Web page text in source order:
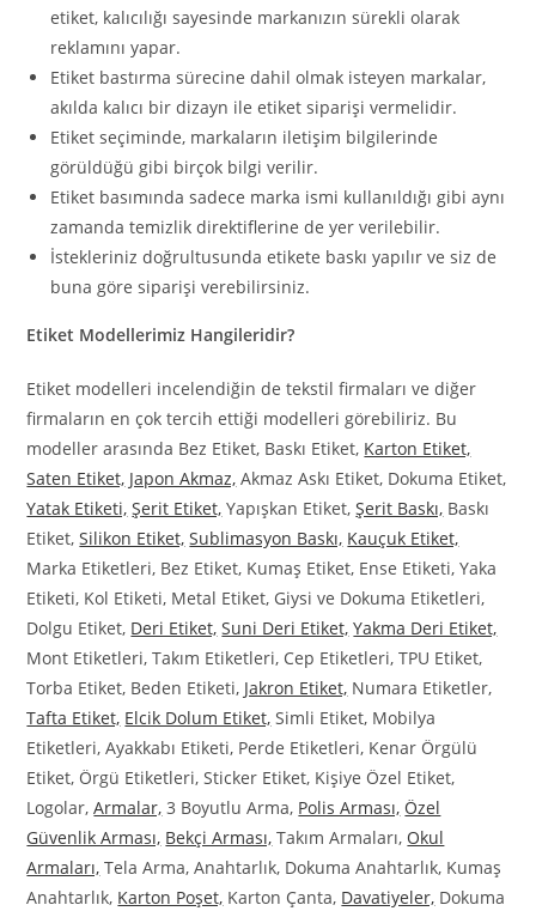
etiket, kalıcılığı sayesinde markanızın sürekli olarak
reklamını yapar.
Etiket bastırma sürecine dahil olmak isteyen markalar,
akılda kalıcı bir dizayn ile etiket siparişi vermelidir.
Etiket seçiminde, markaların iletişim bilgilerinde
görüldüğü gibi birçok bilgi verilir.
Etiket basımında sadece marka ismi kullanıldığı gibi aynı
zamanda temizlik direktiflerine de yer verilebilir.
İstekleriniz doğrultusunda etikete baskı yapılır ve siz de
buna göre siparişi verebilirsiniz.
Etiket Modellerimiz Hangileridir?
Etiket modelleri incelendiğin de tekstil firmaları ve diğer
firmaların en çok tercih ettiği modelleri görebiliriz. Bu
modeller arasında Bez Etiket, Baskı Etiket, Karton Etiket,
Saten Etiket, Japon Akmaz, Akmaz Askı Etiket, Dokuma Etiket,
Yatak Etiketi, Şerit Etiket, Yapışkan Etiket,Şerit Baskı, Baskı
Etiket,Silikon Etiket, Sublimasyon Baskı, Kauçuk Etiket,
Marka Etiketleri, Bez Etiket, Kumaş Etiket, Ense Etiketi, Yaka
Etiketi, Kol Etiketi, Metal Etiket, Giysi ve Dokuma Etiketleri,
Dolgu Etiket, Deri Etiket, Suni Deri Etiket, Yakma Deri Etiket,
Mont Etiketleri, Takım Etiketleri, Cep Etiketleri, TPU Etiket,
Torba Etiket, Beden Etiketi, Jakron Etiket, Numara Etiketler,
Tafta Etiket, Elcik Dolum Etiket, Simli Etiket, Mobilya
Etiketleri, Ayakkabı Etiketi, Perde Etiketleri, Kenar Örgülü
Etiket, Örgü Etiketleri, Sticker Etiket, Kişiye Özel Etiket,
Logolar,Armalar, 3 Boyutlu Arma, Polis Arması, Özel
Güvenlik Arması, Bekçi Arması, Takım Armaları, Okul
Armaları, Tela Arma, Anahtarlık, Dokuma Anahtarlık, Kumaş
Anahtarlık, Karton Poşet, Karton Çanta, Davatiyeler, Dokuma